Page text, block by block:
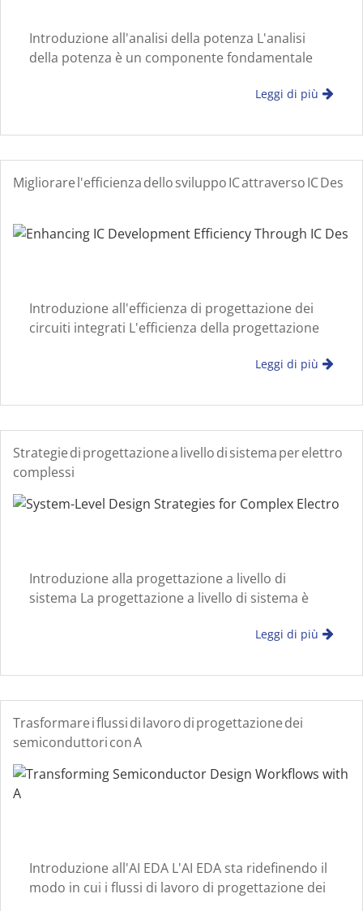
Introduzione all'analisi della potenza L'analisi
della potenza è un componente fondamentale
elettronici. Una valutazione accurata della
modelli di consumo e
Leggi di più
Migliorare l'efficienza dello sviluppo IC attraverso IC Des
Introduzione all'efficienza di progettazione dei
circuiti integrati L'efficienza della progettazione
sviluppo e sulla qualità del prodotto. Con
lavoro di progettazione ottimizzati diventano
Leggi di più
Strategie di progettazione a livello di sistema per elettro
complessi
Introduzione alla progettazione a livello di
sistema La progettazione a livello di sistema è
dei sistemi elettronici moderni. Concentrandosi
ingegnere
Leggi di più
Trasformare i flussi di lavoro di progettazione dei
semiconduttori con A
Introduzione all'AI EDA L'AI EDA sta ridefinendo il
modo in cui i flussi di lavoro di progettazione dei